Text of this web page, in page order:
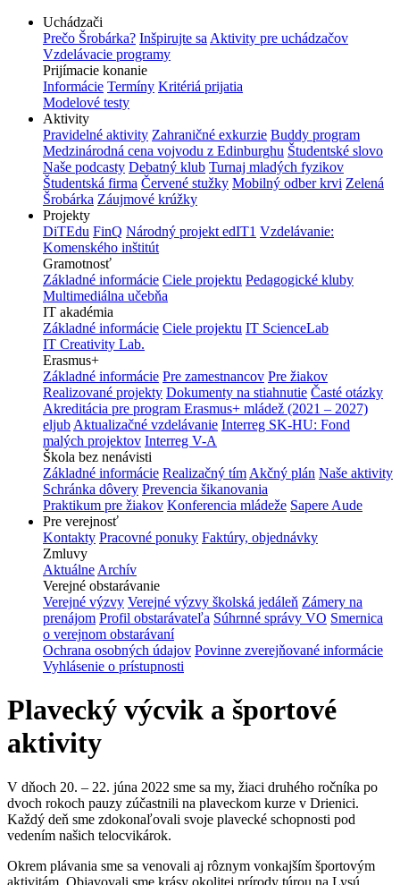
Uchádzači
Prečo Šrobárka? Inšpirujte sa Aktivity pre uchádzačov
Vzdelávacie programy
Prijímacie konanie
Informácie Termíny Kritériá prijatia
Modelové testy
Aktivity
Pravidelné aktivity Zahraničné exkurzie Buddy program
Medzinárodná cena vojvodu z Edinburghu Študentské slovo
Naše podcasty Debatný klub Turnaj mladých fyzikov
Študentská firma Červené stužky Mobilný odber krvi Zelená
Šrobárka Záujmové krúžky
Projekty
DiTEdu FinQ Národný projekt edIT1 Vzdelávanie:
Komenského inštitút
Gramotnosť
Základné informácie Ciele projektu Pedagogické kluby
Multimediálna učebňa
IT akadémia
Základné informácie Ciele projektu IT ScienceLab
IT Creativity Lab.
Erasmus+
Základné informácie Pre zamestnancov Pre žiakov
Realizované projekty Dokumenty na stiahnutie Časté otázky
Akreditácia pre program Erasmus+ mládež (2021 – 2027)
eljub Aktualizačné vzdelávanie Interreg SK-HU: Fond
malých projektov Interreg V-A
Škola bez nenávisti
Základné informácie Realizačný tím Akčný plán Naše aktivity
Schránka dôvery Prevencia šikanovania
Praktikum pre žiakov Konferencia mládeže Sapere Aude
Pre verejnosť
Kontakty Pracovné ponuky Faktúry, objednávky
Zmluvy
Aktuálne Archív
Verejné obstarávanie
Verejné výzvy Verejné výzvy školská jedáleň Zámery na
prenájom Profil obstarávateľa Súhrnné správy VO Smernica
o verejnom obstarávaní
Ochrana osobných údajov Povinne zverejňované informácie
Vyhlásenie o prístupnosti
Plavecký výcvik a športové
aktivity
V dňoch 20. – 22. júna 2022 sme sa my, žiaci druhého ročníka po
dvoch rokoch pauzy zúčastnili na plaveckom kurze v Drienici.
Každý deň sme zdokonaľovali svoje plavecké schopnosti pod
vedením našich telocvikárok.
Okrem plávania sme sa venovali aj rôznym vonkajším športovým
aktivitám. Objavovali sme krásy okolitej prírody túrou na Lysú,